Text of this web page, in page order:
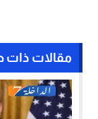
مقالات ذات